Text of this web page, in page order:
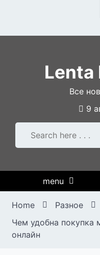
Lenta
Все
9
menu
Home
Разное
Чем удобна покупка
онлайн